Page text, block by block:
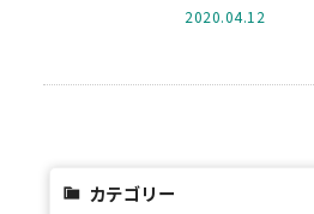
2020.04.12
カテゴリー